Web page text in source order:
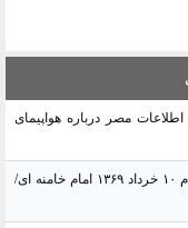
مصر درباره هواپیمای
منشور گفتمان امام و انقلاب - 7 /بخش دوم : شرح پیام ۱۰ خرداد ۱۳۶۹ امام خامنه ای/